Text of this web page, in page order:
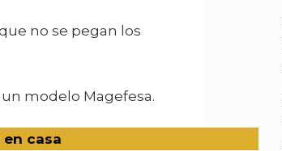
no se pegan los
modelo Magefesa.
casa